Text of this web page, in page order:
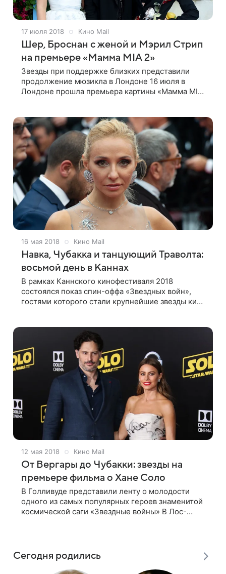
17 июля 2018 Кино Mail
Шер, Броснан с женой и Мэрил Стрип
на премьере «Мамма MIA 2»
Звезды при поддержке близких представили
продолжение мюзикла в Лондоне 16 июля в
Лондоне прошла премьера картины «Мамма MIA
представили
16 мая 2018 Кино Mail
Навка, Чубакка и танцующий Траволта:
восьмой день в Каннах
В рамках Каннского кинофестиваля 2018
состоялся показ спин-оффа «Звездных войн»,
гостями которого стали крупнейшие звезды кино
12 мая 2018 Кино Mail
От Вергары до Чубакки: звезды на
премьере фильма о Хане Соло
В Голливуде представили ленту о молодости
одного из самых популярных героев знаменитой
космической саги «Звездные войны» В Лос-
Сегодня родились